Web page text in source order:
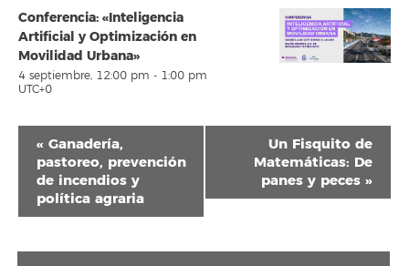
Conferencia: «Inteligencia
Artificial y Optimización en
Movilidad Urbana»
4 septiembre, 12:00 pm - 1:00 pm
UTC+0
Navegación
del
Evento
« Ganadería,
pastoreo, prevención
de incendios y
política agraria
Un Fisquito de
Matemáticas: De
panes y peces »